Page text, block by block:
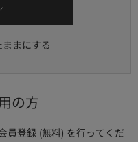
まにする
の方
員登録 (無料) を行ってくだ